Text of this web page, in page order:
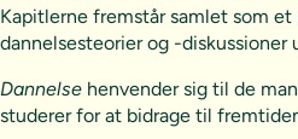
Kapitlerne fremstår samlet som
dannelsesteorier og -diskussioner
Dannelse henvender sig til de
studerer for at bidrage til